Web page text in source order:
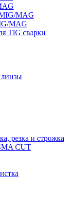
MAG
MAG
TIG сварки
линзы
резка и строжка
CUT